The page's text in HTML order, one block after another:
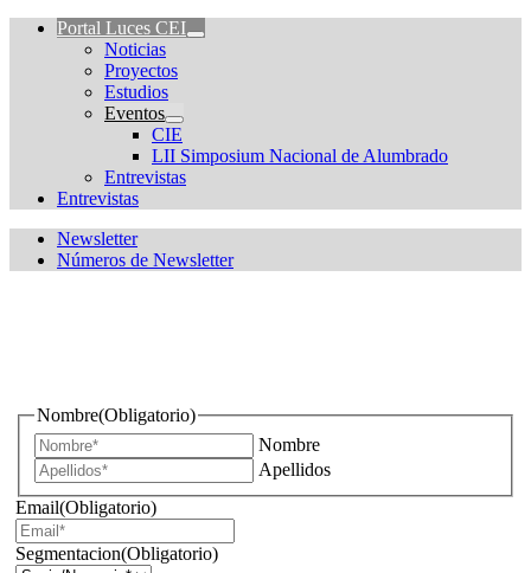
Portal Luces CEI
Noticias
Proyectos
Estudios
Eventos
CIE
LII Simposium Nacional de Alumbrado
Entrevistas
Entrevistas
Newsletter
Números de Newsletter
Nombre(Obligatorio)
Nombre
Apellidos
Email(Obligatorio)
Segmentacion(Obligatorio)